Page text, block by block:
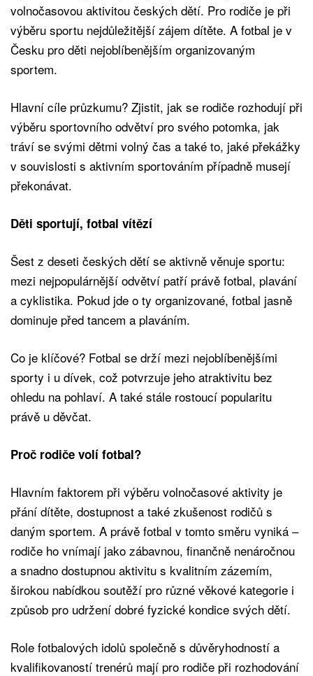
volnočasovou aktivitou českých dětí. Pro rodiče je při
výběru sportu nejdůležitější zájem dítěte. A fotbal je v
Česku pro děti nejoblíbenějším organizovaným
sportem.
Hlavní cíle průzkumu? Zjistit, jak se rodiče rozhodují při
výběru sportovního odvětví pro svého potomka, jak
tráví se svými dětmi volný čas a také to, jaké překážky
v souvislosti s aktivním sportováním případně musejí
překonávat.
Děti sportují, fotbal vítězí
Šest z deseti českých dětí se aktivně věnuje sportu:
mezi nejpopulárnější odvětví patří právě fotbal, plavání
a cyklistika. Pokud jde o ty organizované, fotbal jasně
dominuje před tancem a plaváním.
Co je klíčové? Fotbal se drží mezi nejoblíbenějšími
sporty i u dívek, což potvrzuje jeho atraktivitu bez
ohledu na pohlaví. A také stále rostoucí popularitu
právě u děvčat.
Proč rodiče volí fotbal?
Hlavním faktorem při výběru volnočasové aktivity je
přání dítěte, dostupnost a také zkušenost rodičů s
daným sportem. A právě fotbal v tomto směru vyniká –
rodiče ho vnímají jako zábavnou, finančně nenáročnou
a snadno dostupnou aktivitu s kvalitním zázemím,
širokou nabídkou soutěží pro různé věkové kategorie i
způsob pro udržení dobré fyzické kondice svých dětí.
Role fotbalových idolů společně s důvěryhodností a
kvalifikovaností trenérů mají pro rodiče při rozhodování